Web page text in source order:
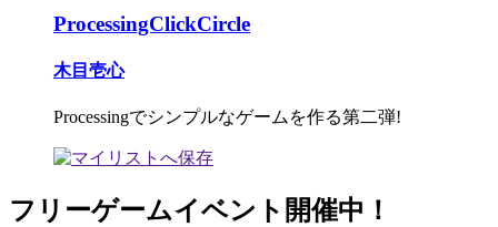
ProcessingClickCircle
木目壱心
Processingでシンプルなゲームを作る第二弾!
フリーゲームイベント開催中！